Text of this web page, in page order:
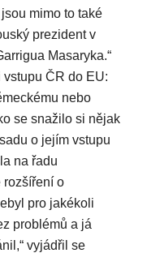
mimo to také
prezident v
Masaryka.“
ČR do EU:
nebo
se snažilo si nějak
o jejím vstupu
na řadu
rozšíření o
pro jakékoli
problémů a já
vyjádřil se